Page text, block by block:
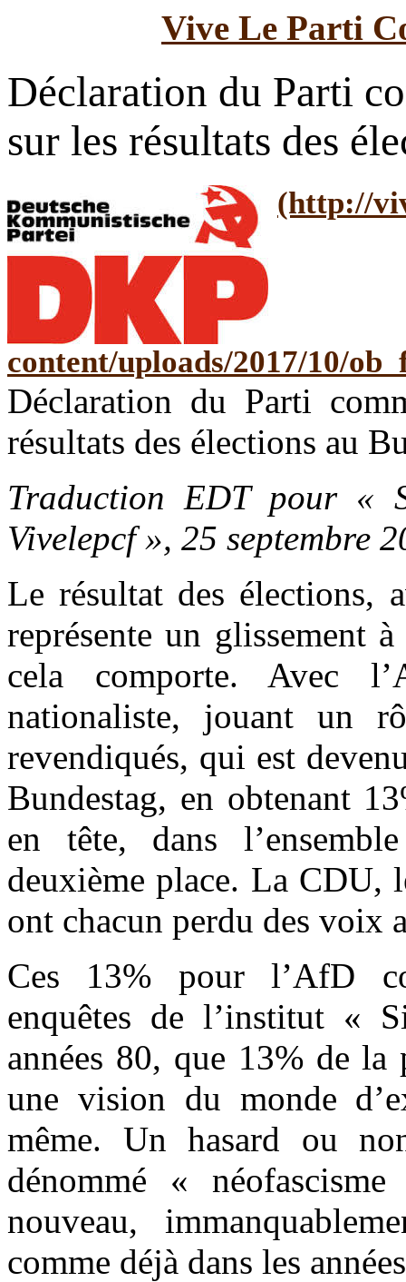
Vive Le Parti
Déclaration du Parti
sur les résultats des
Déclaration du Parti
résultats des élections au
Traduction EDT pour «
Vivelepcf », 25 septembre
Le résultat des élections,
représente un glissement
cela comporte. Avec
nationaliste, jouant un
revendiqués, qui est
Bundestag, en obtenant
en tête, dans
deuxième place. La CDU,
ont chacun perdu des voix
Ces 13% pour l’AfD
enquêtes de l’institut «
années 80, que 13% de
une vision du monde
même. Un hasard ou
dénommé «
nouveau,
comme déjà dans les